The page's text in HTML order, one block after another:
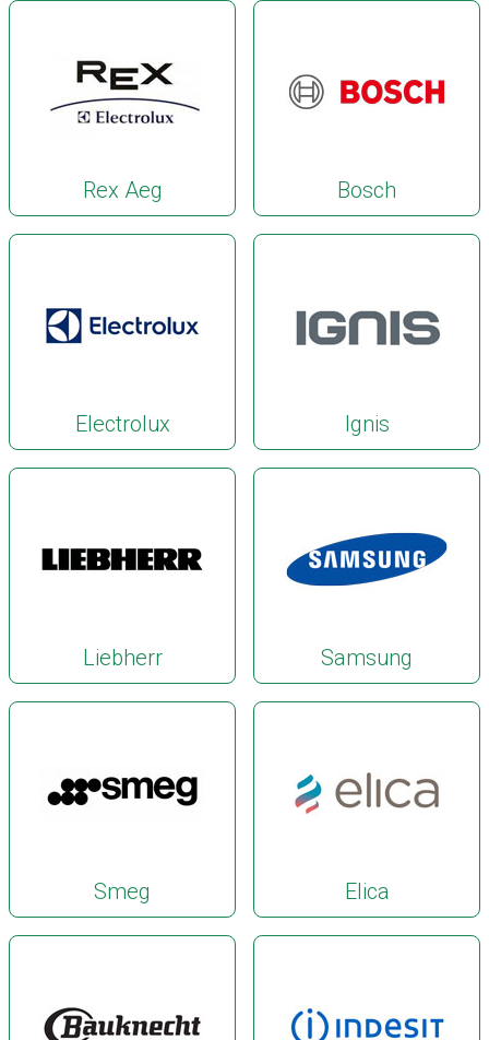
Rex Aeg Bosch
Electrolux Ignis
Liebherr Samsung
Smeg Elica